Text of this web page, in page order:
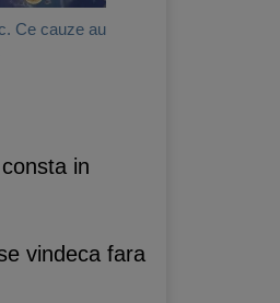
Ce cauze au
in
vindeca fara